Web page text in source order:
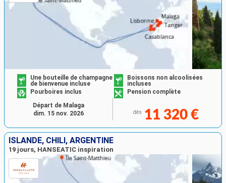
Une bouteille de champagne
de bienvenue incluse
Boissons non alcoolisées
incluses
Pourboires inclus
Pension complète
dès 11 320 €
Départ de Malaga
dim. 15 nov. 2026
ISLANDE, CHILI, ARGENTINE
19 jours, HANSEATIC inspiration